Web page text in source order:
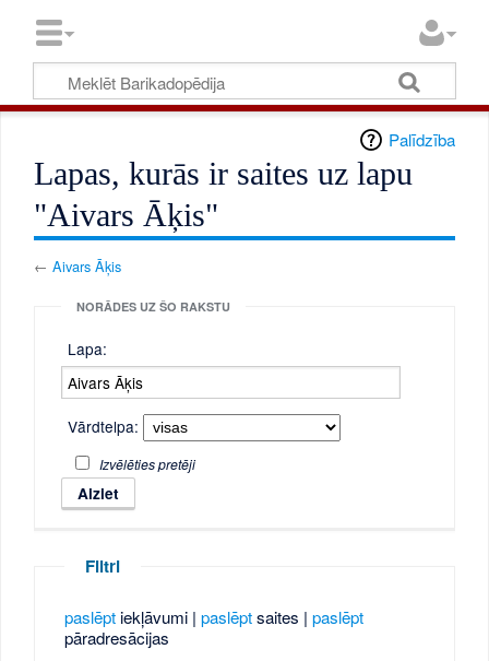
Palīdzība
Lapas, kurās ir saites uz lapu
"Aivars Āķis"
←Aivars Āķis
NORĀDES UZ ŠO RAKSTU
Lapa:
Vārdtelpa:
Izvēlēties pretēji
Filtri
paslēptiekļāvumi | paslēptsaites | paslēpt
pāradresācijas